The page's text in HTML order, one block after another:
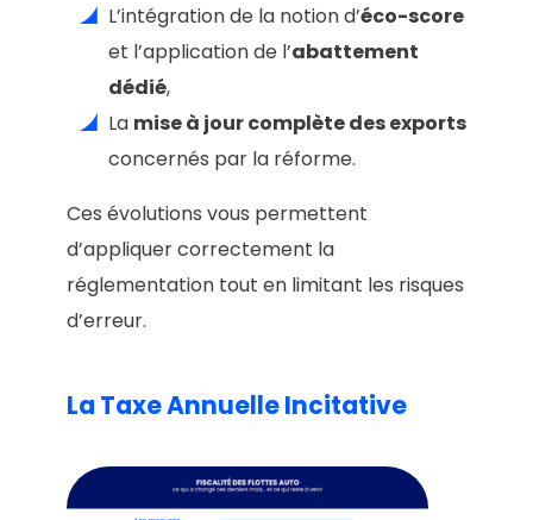
L’intégration de la notion d’éco-score
et l’application de l’abattement
dédié,
La mise à jour complète des exports
concernés par la réforme.
Ces évolutions vous permettent
d’appliquer correctement la
réglementation tout en limitant les risques
d’erreur.
La Taxe Annuelle Incitative